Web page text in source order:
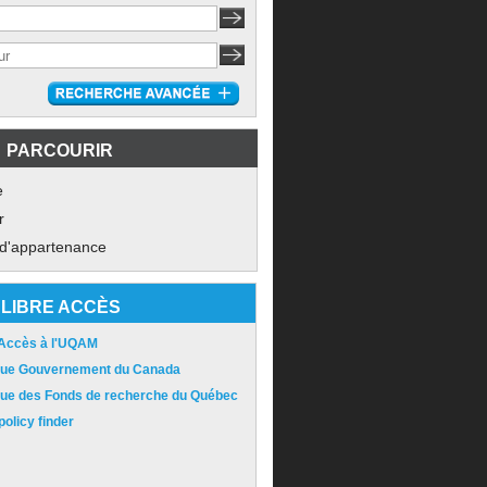
PARCOURIR
LIBRE ACCÈS
à l'UQAM
Gouvernement du Canada
des Fonds de recherche du Québec
finder